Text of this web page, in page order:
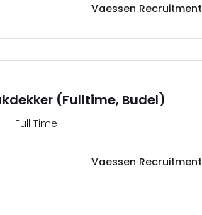
Vaessen Recruitment
(Fulltime, Budel)
Full Time
Vaessen Recruitment